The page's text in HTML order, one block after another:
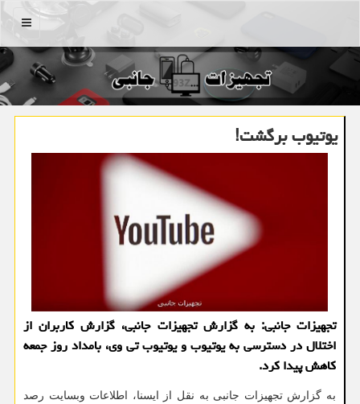
منو
یوتیوب برگشت!
تجهیزات جانبی: به گزارش تجهیزات جانبی، گزارش کاربران از
اختلال در دسترسی به یوتیوب و یوتیوب تی وی، بامداد روز جمعه
کاهش پیدا کرد.
به گزارش تجهیزات جانبی به نقل از ایسنا، اطلاعات وبسایت رصد